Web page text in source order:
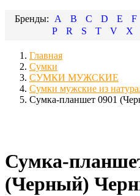
A B C D E F
P
R S T V X
Главная
Сумки
СУМКИ МУЖСКИЕ
Сумки мужские из
Сумка-планшет 0901
Сумка-
(Черный)